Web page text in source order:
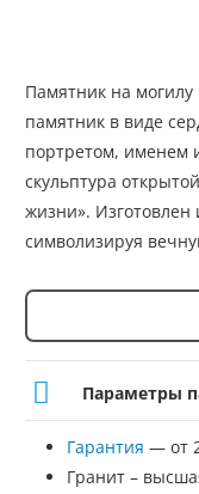
Памятник на
памятник в виде
портретом, именем
скульптура
жизни». Изготовлен
символизируя
Количество
товара
Памятник
№ЭП-39
Параметры
Гарантия — от
Гранит –